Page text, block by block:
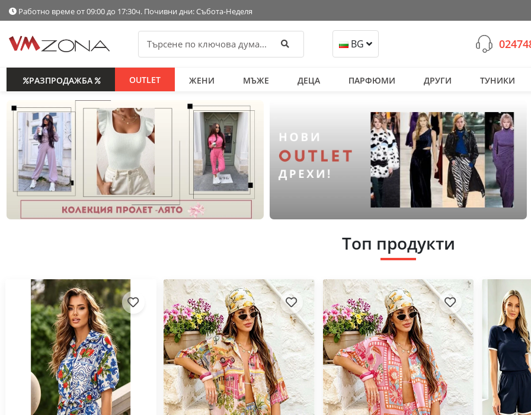
Работно време от 09:00 до 17:30ч. Почивни дни: Събота-Неделя
Търси BG
РАЗПРОДАЖБА OUTLET ЖЕНИ МЪЖЕ ДЕЦА ПАРФЮМИ ДРУГИ ТУНИКИ
Топ продукти